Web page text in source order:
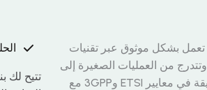
تعمل بشكل موثوق عبر تقنيات
من العمليات الصغيرة إلى
العمليات الكبيرة الحجم. تجمع شركة ICS بين الخبرة العميقة في معايير ETSI و3GPP مع
تتيح لك